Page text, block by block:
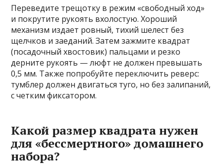
Переведите трещотку в режим «свободный ход»
и покрутите рукоять вхолостую. Хороший
механизм издает ровный, тихий шелест без
щелчков и заеданий. Затем зажмите квадрат
(посадочный хвостовик) пальцами и резко
дерните рукоять — люфт не должен превышать
0,5 мм. Также попробуйте переключить реверс:
тумблер должен двигаться туго, но без залипаний,
с четким фиксатором.
Какой размер квадрата нужен
для «бессмертного» домашнего
набора?